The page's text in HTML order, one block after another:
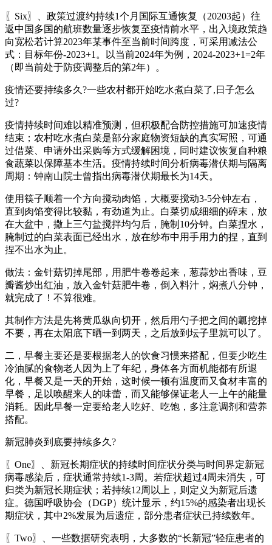
〖Six〗、政策过渡约持续1个月国际互通恢复（20203起）往
返中国多国的航班数量逐步恢复至疫情前水平，出入境政策趋
向宽松若计算2023年某事件至当前时间跨度，可采用减法公
式：目标年份-2023+1。以当前2024年为例，2024-2023+1=2年
（即当前处于防疫调整后的第2年）。
疫情还要持续多久?一些农村都开始吃水煮白菜了,日子怎么
过?
疫情持续时间难以精准预测，但积极配合防控措施可加速疫情
结束；农村吃水煮白菜是部分家庭物资短缺的真实写照，可通
过借菜、申请外出采购等方式缓解困境，同时建议恢复自种粮
食蔬菜以保障基本生活。疫情持续时间分析病毒潜伏期与隔离
周期：钟南山院士曾指出病毒潜伏期最长为14天。
使用筷子顺着一个方向搅动肉馅，大概要搅动3-5分钟左右，
直到肉馅变得比较黏，有劲道为止。白菜切成细细的碎末，放
在大盆中，撒上三勺盐搅拌均匀后，腌制10分钟。白菜捏水，
腌制过的白菜表面已经出水，放在纱布中用手用力的捏，直到
捏不出水为止。
做法：金针菇切掉尾部，用肥牛卷卷起来，葱蒜炒出香味，豆
瓣酱炒出红油，放入金针菇肥牛卷，倒入料汁，焖煮八分钟，
就完成了！不算很难。
其制作方法是先将黄瓜纵向切开，然后用勺子把之间的瓤挖掉
不要，再在太阳底下晒一到两天，之后放到坛子里就可以了。
二，早餐主要还是要根据老人的饮食习惯来搭配，但要少吃生
冷油腻的食物老人因为上了年纪，身体各方面机能都有所退
化，早餐又是一天的开始，这时候一顿有温度而又食材丰富的
早餐，足以唤醒来人的味蕾，而又能够保证老人一上午的能量
消耗。因此早餐一定要给老人吃好、吃饱，多注意调剂和营养
搭配。
新冠肺炎到底要持续多久?
〖One〗、新冠长期症状的持续时间症状分类与时间界定新冠
病毒感染后，症状通常持续1-3周。若症状超过4周未消失，可
归类为新冠长期症状；若持续12周以上，则定义为新冠后遗
症。德国呼吸协会（DGP）统计显示，约15%的感染者出现长
期症状，其中2%发展为后遗症，部分患者症状已持续数年。
〖Two〗、一些数据研究表明，大多数的“长新冠”轻症患者的